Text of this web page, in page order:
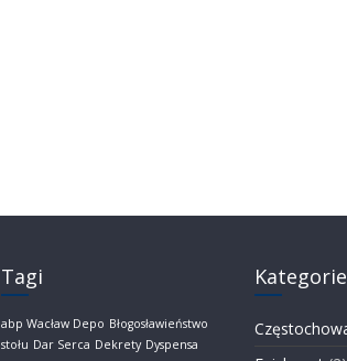
Tagi
abp Wacław Depo Błogosławieństwo
stołu Dar Serca Dekrety Dyspensa
Kategorie